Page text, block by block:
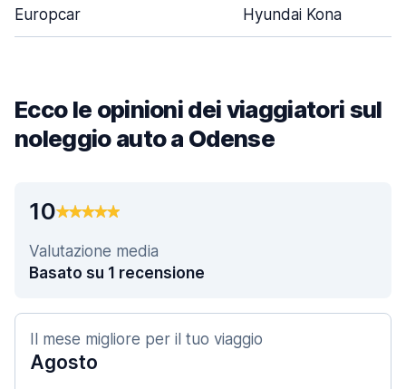
Europcar Hyundai Kona
Ecco le opinioni dei viaggiatori sul
noleggio auto a Odense
10
Valutazione media
Basato su 1 recensione
Il mese migliore per il tuo viaggio
Agosto